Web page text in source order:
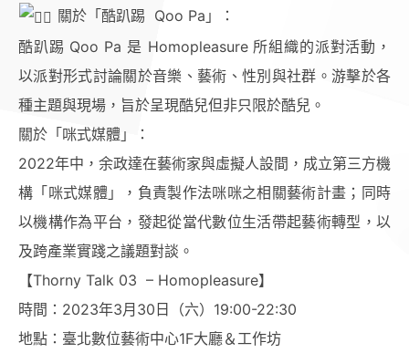
關於「酷趴踢 Qoo Pa」：
酷趴踢 Qoo Pa 是 Homopleasure 所組織的派對活動，
以派對形式討論關於音樂、藝術、性別與社群。游擊於各
種主題與現場，旨於呈現酷兒但非只限於酷兒。
關於「咪式媒體」：
2022年中，余政達在藝術家與虛擬人設間，成立第三方機
構「咪式媒體」，負責製作法咪咪之相關藝術計畫；同時
以機構作為平台，發起從當代數位生活帶起藝術轉型，以
及跨產業實踐之議題對談。
【Thorny Talk 03 – Homopleasure】
時間：2023年3月30日（六）19:00-22:30
地點：臺北數位藝術中心1F大廳＆工作坊